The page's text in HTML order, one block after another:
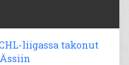
liigassa takonut